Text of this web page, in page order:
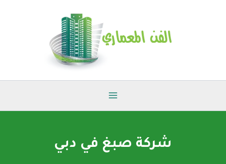
شركة صبغ في دبي